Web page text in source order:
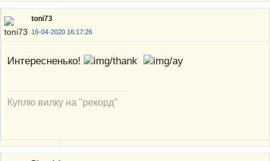
toni73
16-04-2020 16:17:26
Интересненько!
Куплю вилку на "рекорд"